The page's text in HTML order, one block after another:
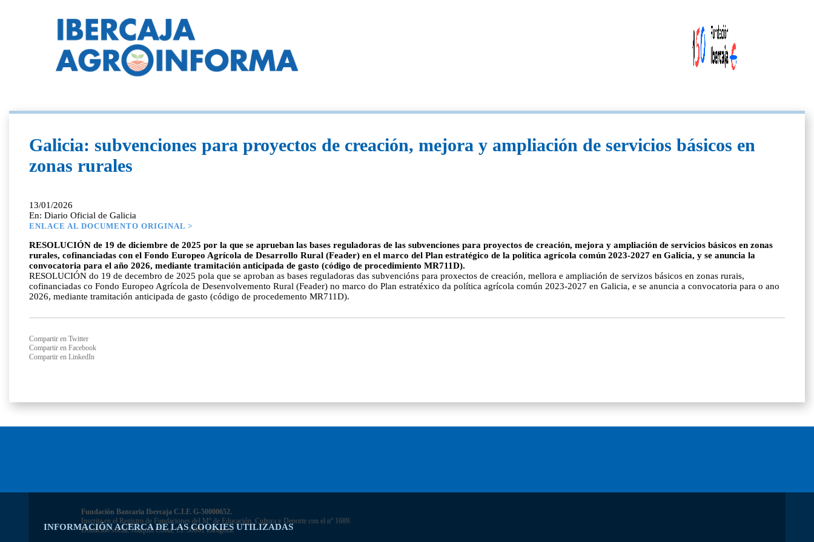
INFORMACIÓN ACERCA DE LAS COOKIES UTILIZADAS
Galicia: subvenciones para proyectos de creación, mejora y ampliación de servicios básicos en
zonas rurales
13/01/2026
En: Diario Oficial de Galicia
ENLACE AL DOCUMENTO ORIGINAL >
RESOLUCIÓN de 19 de diciembre de 2025 por la que se aprueban las bases reguladoras de las subvenciones para proyectos de creación, mejora y ampliación de servicios básicos en zonas
rurales, cofinanciadas con el Fondo Europeo Agrícola de Desarrollo Rural (Feader) en el marco del Plan estratégico de la política agrícola común 2023-2027 en Galicia, y se anuncia la
convocatoria para el año 2026, mediante tramitación anticipada de gasto (código de procedimiento MR711D).
RESOLUCIÓN do 19 de decembro de 2025 pola que se aproban as bases reguladoras das subvencións para proxectos de creación, mellora e ampliación de servizos básicos en zonas rurais,
cofinanciadas co Fondo Europeo Agrícola de Desenvolvemento Rural (Feader) no marco do Plan estratéxico da política agrícola común 2023-2027 en Galicia, e se anuncia a convocatoria para o ano
2026, mediante tramitación anticipada de gasto (código de procedemento MR711D).
Compartir en Twitter
Compartir en Facebook
Compartir en LinkedIn
Fundación Bancaria Ibercaja C.I.F. G-50000652.
Inscrita en el Registro de Fundaciones del Mº de Educación, Cultura y Deporte con el nº 1689.
Domicilio social: Joaquín Costa, 13. 50001 Zaragoza.